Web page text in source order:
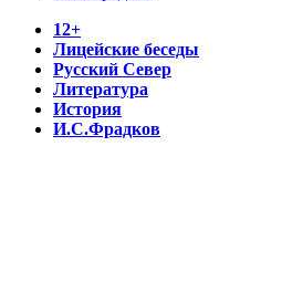
12+
Лицейские беседы
Русский Север
Литература
История
И.С.Фрадков